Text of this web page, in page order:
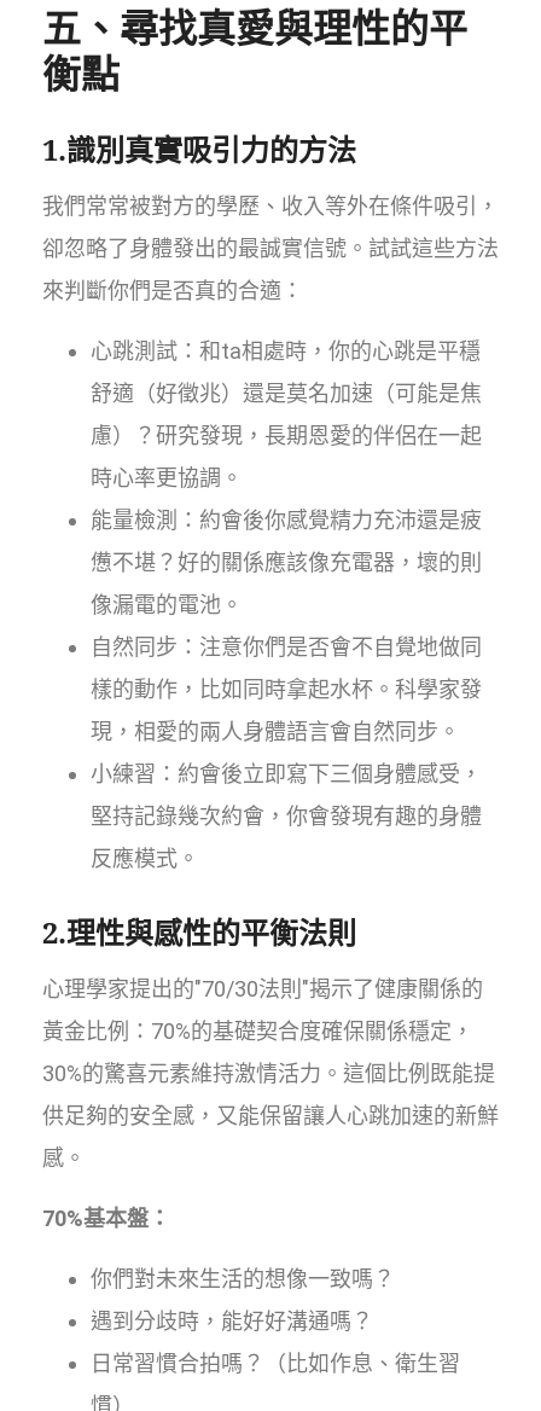
五、尋找真愛與理性的平
衡點
1.識別真實吸引力的方法
我們常常被對方的學歷、收入等外在條件吸引，
卻忽略了身體發出的最誠實信號。試試這些方法
來判斷你們是否真的合適：
心跳測試：和ta相處時，你的心跳是平穩
舒適（好徵兆）還是莫名加速（可能是焦
慮）？研究發現，長期恩愛的伴侶在一起
時心率更協調。
能量檢測：約會後你感覺精力充沛還是疲
憊不堪？好的關係應該像充電器，壞的則
像漏電的電池。
自然同步：注意你們是否會不自覺地做同
樣的動作，比如同時拿起水杯。科學家發
現，相愛的兩人身體語言會自然同步。
小練習：約會後立即寫下三個身體感受，
堅持記錄幾次約會，你會發現有趣的身體
反應模式。
2.理性與感性的平衡法則
心理學家提出的"70/30法則"揭示了健康關係的
黃金比例：70%的基礎契合度確保關係穩定，
30%的驚喜元素維持激情活力。這個比例既能提
供足夠的安全感，又能保留讓人心跳加速的新鮮
感。
70%基本盤：
你們對未來生活的想像一致嗎？
遇到分歧時，能好好溝通嗎？
日常習慣合拍嗎？（比如作息、衛生習